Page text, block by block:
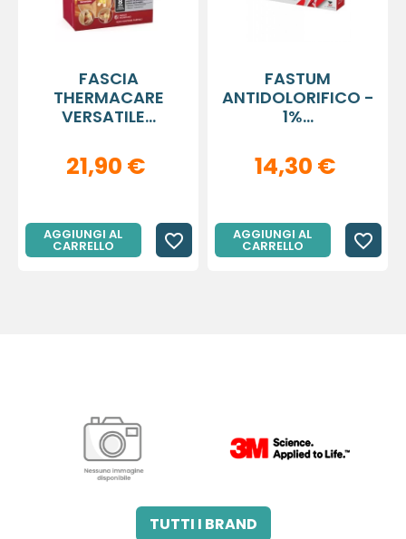
FASCIA
THERMACARE
VERSATILE...
21,90 €
AGGIUNGI AL
CARRELLO favorite_border
FASTUM
ANTIDOLORIFICO -
1%...
14,30 €
AGGIUNGI AL
CARRELLO favorite_border
3M ITALIA SRL A.B.PHARM SRL
TUTTI I BRAND